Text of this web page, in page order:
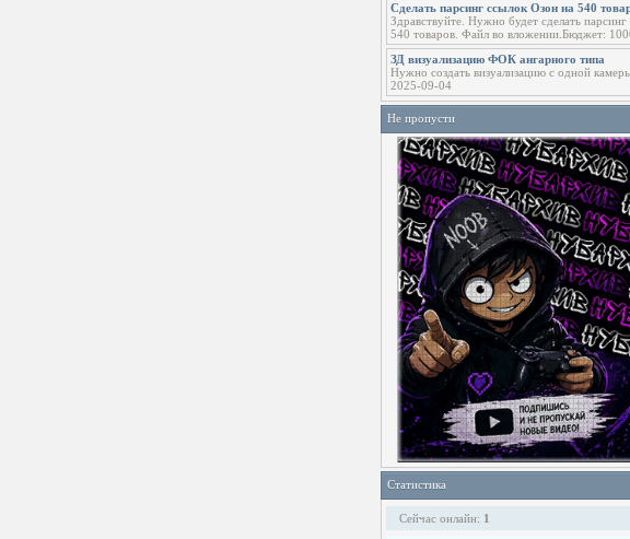
Сделать парсинг ссылок Озон на 540
Здравствуйте. Нужно будет сделать
540 товаров. Файл во вложении.Бюджет:
ЗД визуализацию ФОК ангарного типа
Нужно создать визуализацию с одной
2025-09-04
Не пропусти
Статистика
Сейчас онлайн: 1